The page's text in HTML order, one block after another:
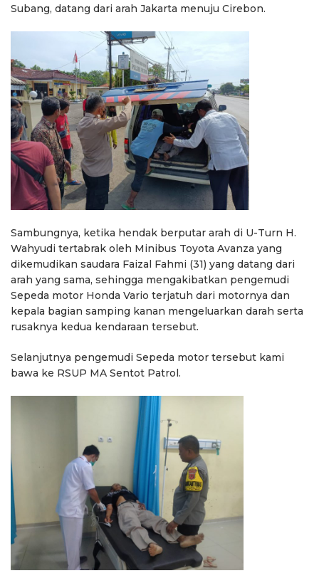
Subang, datang dari arah Jakarta menuju Cirebon.
Sambungnya, ketika hendak berputar arah di U-Turn H.
Wahyudi tertabrak oleh Minibus Toyota Avanza yang
dikemudikan saudara Faizal Fahmi (31) yang datang dari
arah yang sama, sehingga mengakibatkan pengemudi
Sepeda motor Honda Vario terjatuh dari motornya dan
kepala bagian samping kanan mengeluarkan darah serta
rusaknya kedua kendaraan tersebut.
Selanjutnya pengemudi Sepeda motor tersebut kami
bawa ke RSUP MA Sentot Patrol.